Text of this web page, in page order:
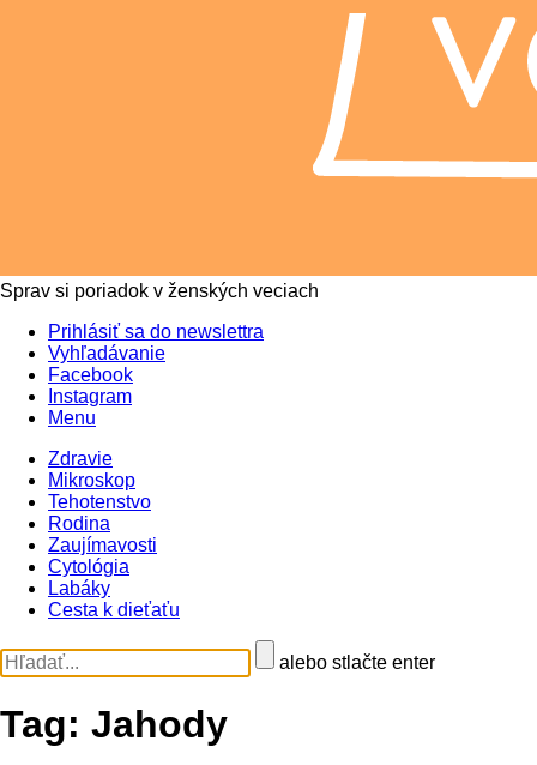
Sprav si poriadok v ženských veciach
Prihlásiť sa do newslettra
Vyhľadávanie
Facebook
Instagram
Menu
Zdravie
Mikroskop
Tehotenstvo
Rodina
Zaujímavosti
Cytológia
Labáky
Cesta k dieťaťu
alebo stlačte enter
Tag: Jahody